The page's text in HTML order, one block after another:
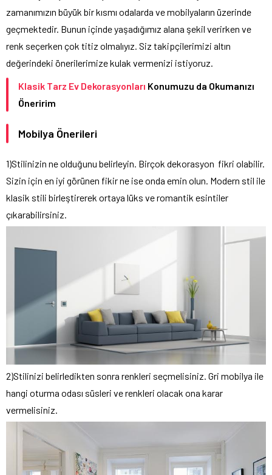
zamanımızın büyük bir kısmı odalarda ve mobilyaların üzerinde
geçmektedir. Bunun içinde yaşadığımız alana şekil verirken ve
renk seçerken çok titiz olmalıyız. Siz takipçilerimizi altın
değerindeki önerilerimize kulak vermenizi istiyoruz.
Klasik Tarz Ev Dekorasyonları Konumuzu da Okumanızı
Öneririm
Mobilya Önerileri
1)Stilinizin ne olduğunu belirleyin. Birçok dekorasyon fikri olabilir.
Sizin için en iyi görünen fikir ne ise onda emin olun. Modern stil ile
klasik stili birleştirerek ortaya lüks ve romantik esintiler
çıkarabilirsiniz.
2)Stilinizi belirledikten sonra renkleri seçmelisiniz. Gri mobilya ile
hangi oturma odası süsleri ve renkleri olacak ona karar
vermelisiniz.